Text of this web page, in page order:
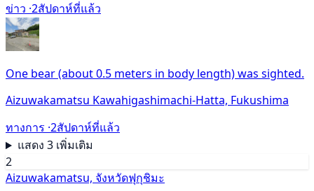
ข่าว ·2สัปดาห์ที่แล้ว
One bear (about 0.5 meters in body length) was sighted.
Aizuwakamatsu Kawahigashimachi-Hatta, Fukushima
ทางการ ·2สัปดาห์ที่แล้ว
แสดง 3 เพิ่มเติม
2
Aizuwakamatsu, จังหวัดฟุกุชิมะ